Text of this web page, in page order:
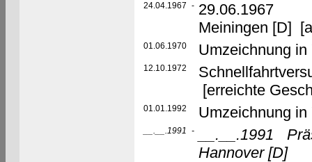
24.04.1967 - 29.06.1967
Meiningen [D]
01.06.1970 Umzeichnung
12.10.1972
[erreichte
01.01.1992 Umzeichnung
__.__.1991 - __.__.1991
Hannover [D]